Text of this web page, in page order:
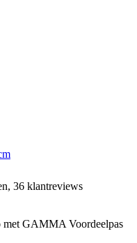
36 klantreviews
met GAMMA Voordeelpas